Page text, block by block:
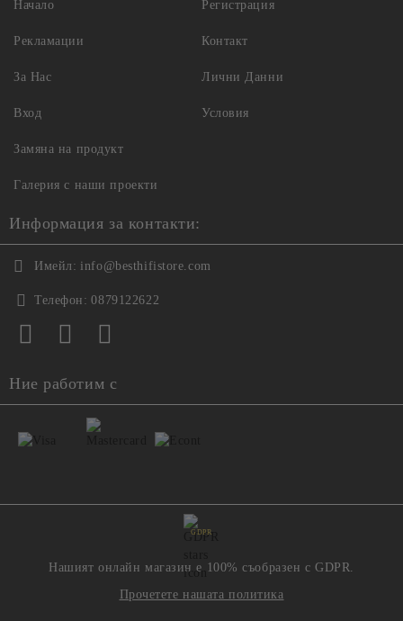
Начало
Рекламации
За Нас
Вход
Регистрация
Контакт
Лични Данни
Условия
Замяна на продукт
Галерия с наши проекти
Информация за контакти:
Имейл: info@besthifistore.com
Телефон: 0879122622
Ние работим с
GDPR
Нашият онлайн магазин е 100% съобразен с GDPR.
Прочетете нашата политика